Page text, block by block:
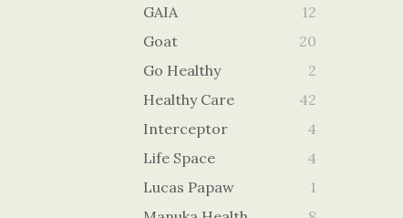
GAIA
12
Goat
20
Go Healthy
2
Healthy Care
42
Interceptor
4
Life Space
4
Lucas Papaw
1